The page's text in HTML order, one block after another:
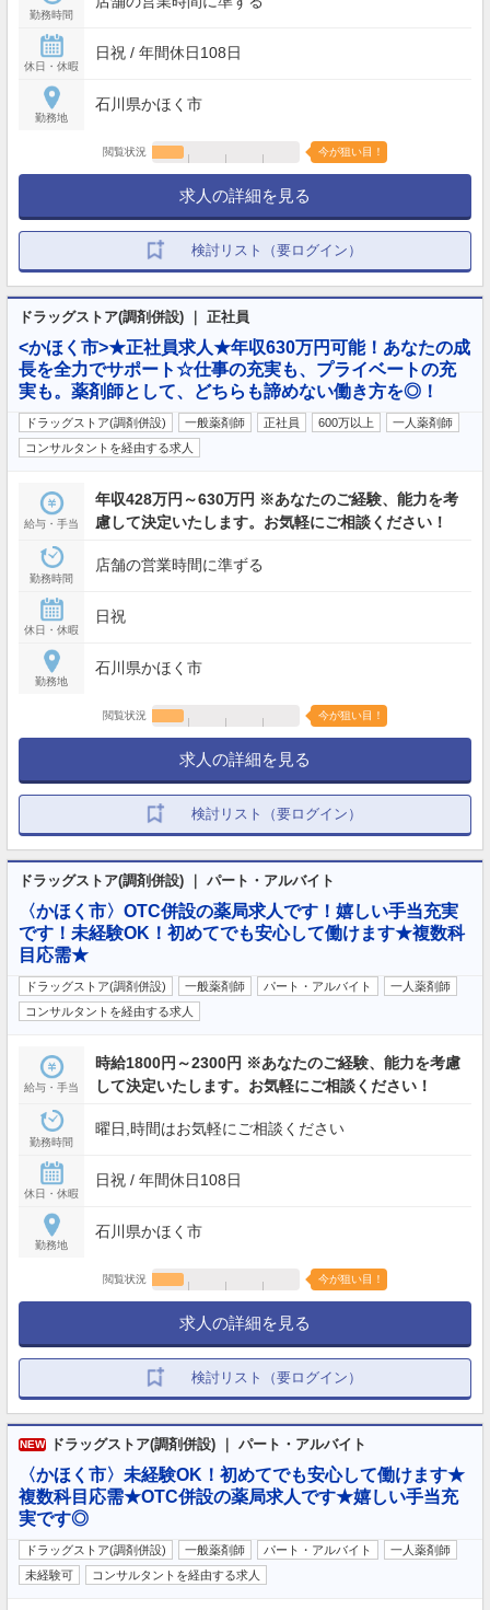
勤務時間
休日・休暇
日祝 / 年間休日108日
勤務地
石川県かほく市
閲覧状況 今が狙い目！
求人の詳細を見る
検討リスト（要ログイン）
ドラッグストア(調剤併設) ｜ 正社員
<かほく市>★正社員求人★年収630万円可能！あなたの成
長を全力でサポート☆仕事の充実も、プライベートの充
実も。薬剤師として、どちらも諦めない働き方を◎！
ドラッグストア(調剤併設) 一般薬剤師 正社員 600万以上
一人薬剤師
コンサルタントを経由する求人
給与・手当
年収428万円～630万円 ※あなたのご経験、能力を考
慮して決定いたします。お気軽にご相談ください！
勤務時間
店舗の営業時間に準ずる
休日・休暇
日祝
勤務地
石川県かほく市
閲覧状況 今が狙い目！
求人の詳細を見る
検討リスト（要ログイン）
ドラッグストア(調剤併設) ｜ パート・アルバイト
〈かほく市〉OTC併設の薬局求人です！嬉しい手当充実
です！未経験OK！初めてでも安心して働けます★複数科
目応需★
ドラッグストア(調剤併設) 一般薬剤師 パート・アルバイト
一人薬剤師
コンサルタントを経由する求人
給与・手当
時給1800円～2300円 ※あなたのご経験、能力を考慮
して決定いたします。お気軽にご相談ください！
勤務時間
曜日,時間はお気軽にご相談ください
休日・休暇
日祝 / 年間休日108日
勤務地
石川県かほく市
閲覧状況 今が狙い目！
求人の詳細を見る
検討リスト（要ログイン）
NEW ドラッグストア(調剤併設) ｜ パート・アルバイト
〈かほく市〉未経験OK！初めてでも安心して働けます★
複数科目応需★OTC併設の薬局求人です★嬉しい手当充
実です◎
ドラッグストア(調剤併設) 一般薬剤師 パート・アルバイト
一人薬剤師
未経験可
コンサルタントを経由する求人